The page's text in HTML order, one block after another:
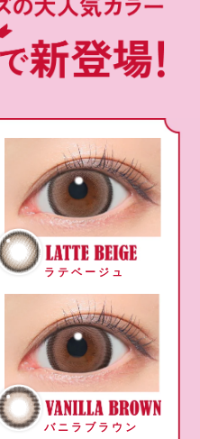
ラテベージュ
バニラブラウン